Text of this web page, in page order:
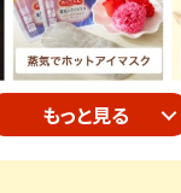
もっと見る